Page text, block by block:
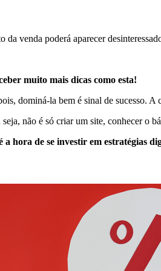
venda poderá aparecer
muito mais dicas como esta!
dominá-la bem é sinal de sucesso.
não é só criar um site, conhecer o
a hora de se investir em estratégias